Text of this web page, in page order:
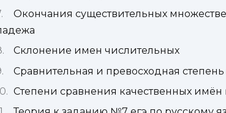
Окончания существительных
Склонение имен числительных
Сравнительная и превосходная
Степени сравнения качественных имён